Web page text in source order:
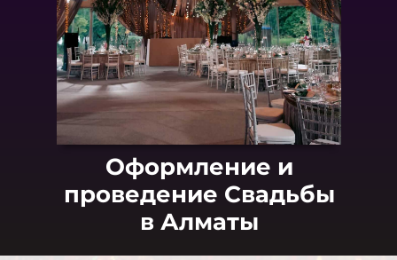
Оформление и
проведение Свадьбы
в Алматы